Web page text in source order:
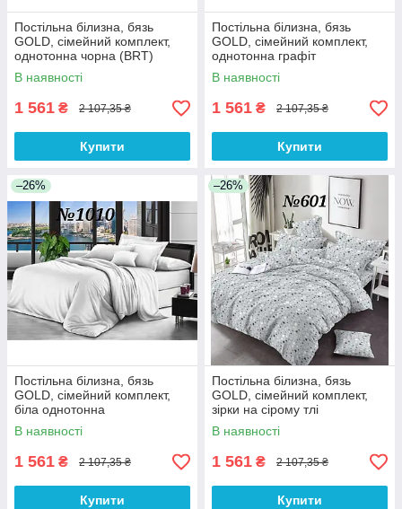
Постільна білизна, бязь
GOLD, сімейний комплект,
однотонна чорна (BRT)
В наявності
1 561 ₴ 2 107,35 ₴
Купити
Постільна білизна, бязь
GOLD, сімейний комплект,
однотонна графіт
В наявності
1 561 ₴ 2 107,35 ₴
Купити
–26%
Постільна білизна, бязь
GOLD, сімейний комплект,
біла однотонна
В наявності
1 561 ₴ 2 107,35 ₴
Купити
–26%
Постільна білизна, бязь
GOLD, сімейний комплект,
зірки на сірому тлі
В наявності
1 561 ₴ 2 107,35 ₴
Купити